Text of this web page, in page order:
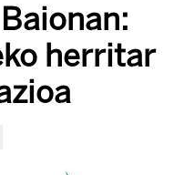
herritar